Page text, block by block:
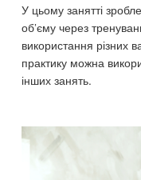
У цьому занятті
об’єму через
використання різних
практику можна
інших занять.